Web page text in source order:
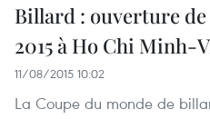
Billard : ouverture
2015 à Ho Chi Minh-
11/08/2015 10:02
La Coupe du monde de